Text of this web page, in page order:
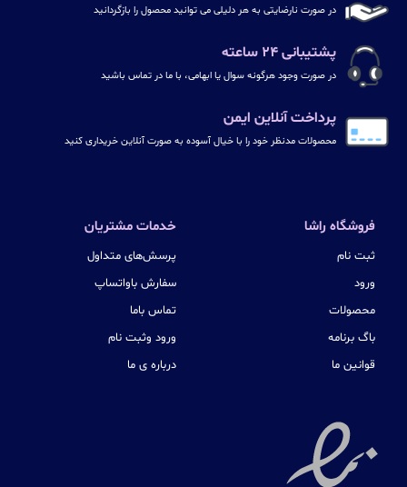
در صورت نارضایتی به هر دلیلی می توانید محصول را بازگردانید
پشتیبانی ۲۴ ساعته
در صورت وجود هرگونه سوال یا ابهامی، با ما در تماس باشید
پرداخت آنلاین ایمن
محصولات مدنظر خود را با خیال آسوده به صورت آنلاین خریداری کنید
فروشگاه راشا
ثبت نام
ورود
محصولات
باگ برنامه
قوانین ما
خدمات مشتریان
پرسش‌های متداول
سفارش باواتساپ
تماس باما
ورود وثبت نام
درباره ی ما